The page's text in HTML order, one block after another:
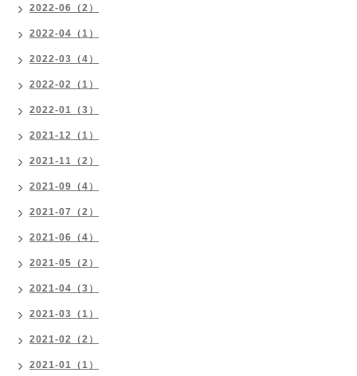
2022-06（2）
2022-04（1）
2022-03（4）
2022-02（1）
2022-01（3）
2021-12（1）
2021-11（2）
2021-09（4）
2021-07（2）
2021-06（4）
2021-05（2）
2021-04（3）
2021-03（1）
2021-02（2）
2021-01（1）